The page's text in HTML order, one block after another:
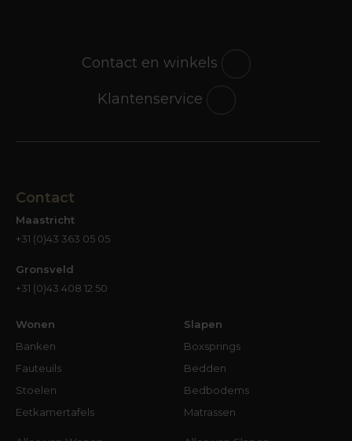
Contact en winkels
Klantenservice
Contact
Maastricht
+31 (0)43 363 05 05
Gronsveld
+31 (0)43 408 12 50
Wonen
Banken
Fauteuils
Stoelen
Eetkamertafels
Slapen
Boxsprings
Bedden
Bedbodems
Matrassen